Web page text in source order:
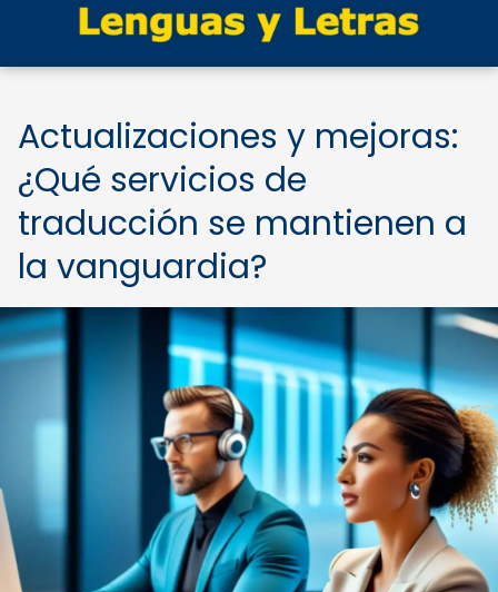
Actualizaciones y mejoras:
¿Qué servicios de
traducción se mantienen a
la vanguardia?